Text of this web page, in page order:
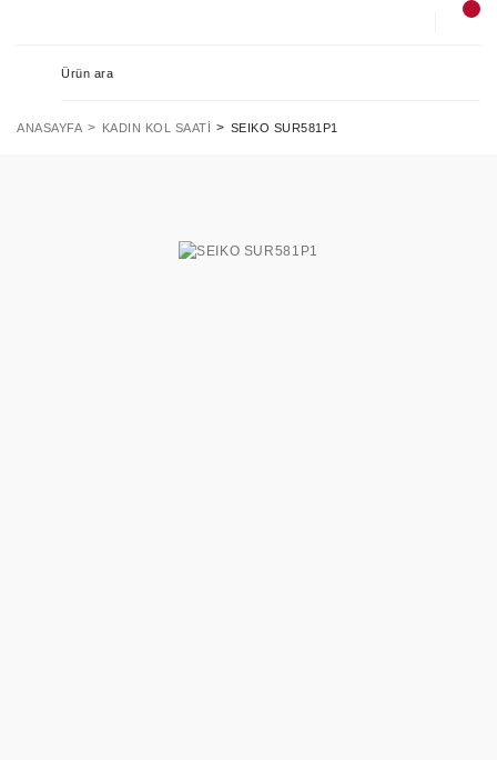
ANASAYFA KADIN KOL SAATI SEIKO SUR581P1